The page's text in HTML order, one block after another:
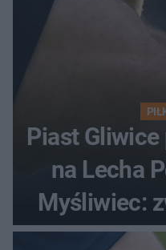
Piast
na Lecha
Myśliwiec: